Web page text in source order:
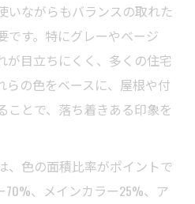
いながらもバランスの取れた
です。特にグレーやベージ
が目立ちにくく、多くの住宅
らの色をベースに、屋根や付
ことで、落ち着きある印象を
、色の面積比率がポイントで
70%、メインカラー25%、ア